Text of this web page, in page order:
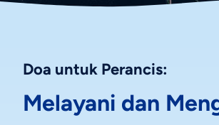
Doa untuk Perancis:
Melayani dan